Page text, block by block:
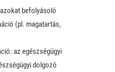
befolyásoló
(pl. magatartás,
az egészségügyi
dolgozó